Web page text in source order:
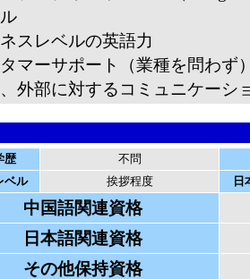
ネスレベルの英語力
タマーサポート（業種を問わず
、外部に対するコミュニケーシ
歴
不問
ベル
挨拶程度 日
中国語関連資格
日本語関連資格
その他保持資格